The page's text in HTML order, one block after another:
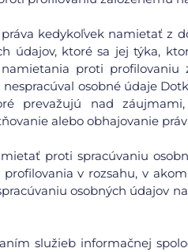
kedykoľvek namietať z
údajov, ktoré sa jej týka,
proti
osobné údaje
prevažujú nad
alebo obhajovanie
proti spracúvaniu
v rozsahu, v
osobných údajov
služieb informačnej